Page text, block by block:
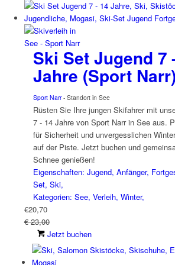
Ski Set Jugend 7
Jahre (Sport Narr)
Sport Narr- Standort in See
Rüsten Sie Ihre jungen Skifahrer mit
7 - 14 Jahre von Sport Narr in See aus.
für Sicherheit und unvergesslichen
auf der Piste. Jetzt buchen und
Schnee genießen!
Eigenschaften: Jugend, Anfänger,
Set, Ski,
Kategorien: See, Verleih, Winter,
€20,70
€ 23,00
Jetzt buchen